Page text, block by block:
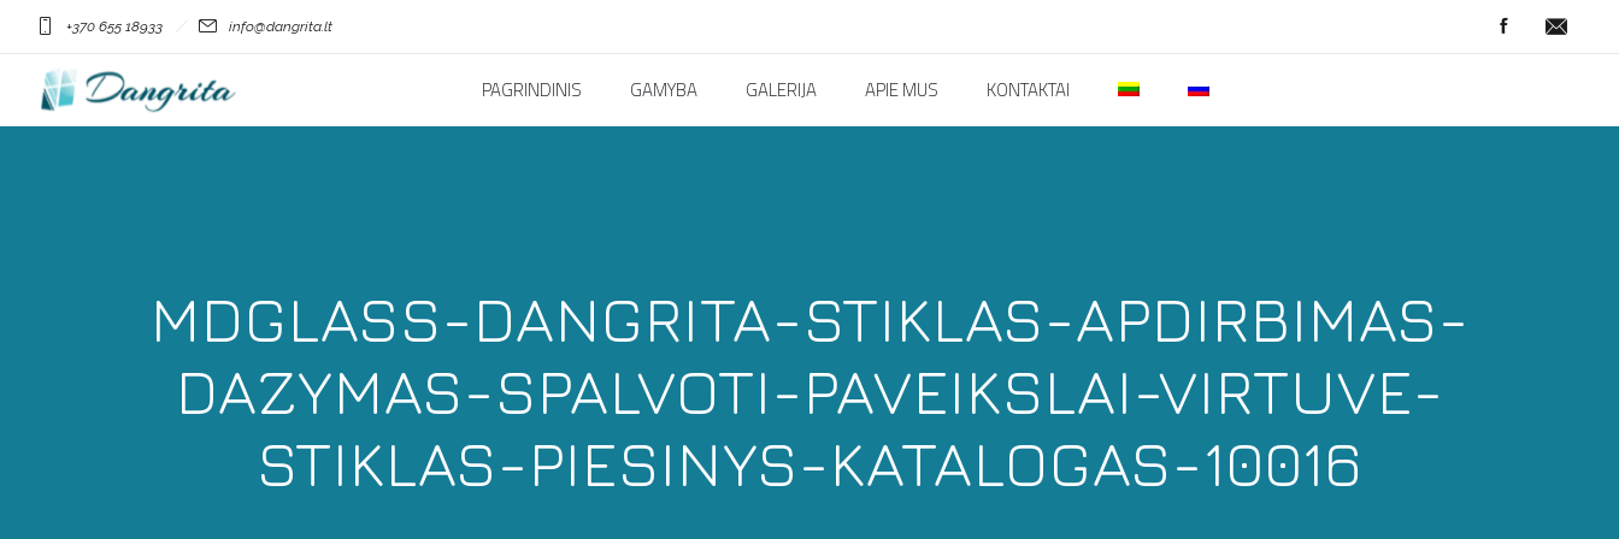
+370 655 18933 info@dangrita.lt
PAGRINDINIS GAMYBA GALERIJA APIE MUS KONTAKTAI
MDGLASS-DANGRITA-STIKLAS-APDIRBIMAS-
DAZYMAS-SPALVOTI-PAVEIKSLAI-VIRTUVE-
STIKLAS-PIESINYS-KATALOGAS-10016